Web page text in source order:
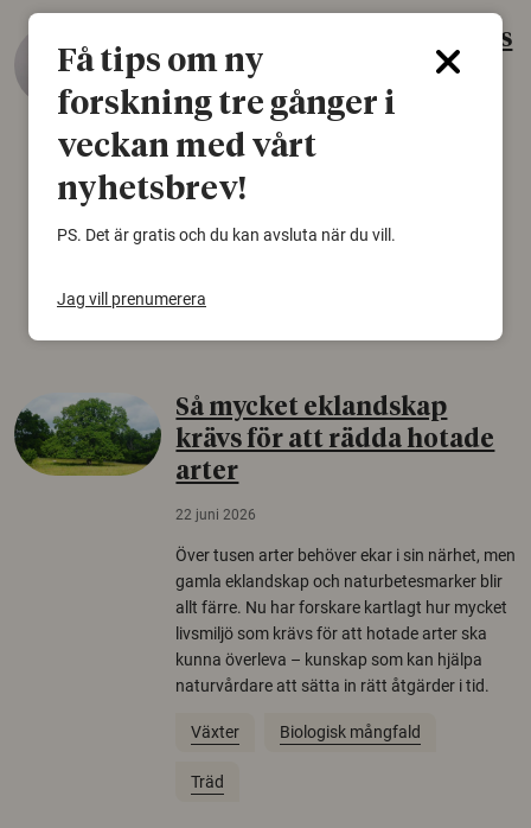
Gammalt skinn var Sveriges
äldsta sko
22 juni 2026
Det som arkeologer länge trodde var en
björnfäll visar sig vara delar av en 2000 år
skomode och beskrivs som mycket ovanligt i
Arkeologi
Så mycket eklandskap
krävs för att rädda hotade
arter
22 juni 2026
Över tusen arter behöver ekar i sin närhet, men
gamla eklandskap och naturbetesmarker blir
allt färre. Nu har forskare kartlagt hur mycket
livsmiljö som krävs för att hotade arter ska
kunna överleva – kunskap som kan hjälpa
naturvårdare att sätta in rätt åtgärder i tid.
Växter Biologisk mångfald
Träd
Få tips om ny
forskning tre gånger i
veckan med vårt
nyhetsbrev!
PS. Det är gratis och du kan avsluta när du vill.
Jag vill prenumerera